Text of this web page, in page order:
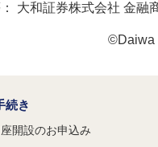
大和証券株式会社 金融
©Daiwa
続き
開設のお申込み